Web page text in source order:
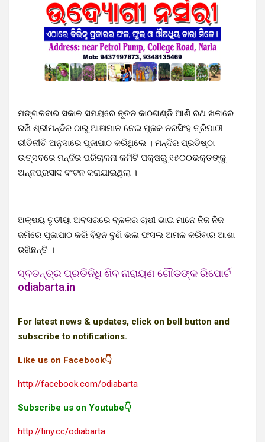
ମଙ୍ଗଳବାର ସକାଳ ସମୟରେ ନୂତନ କାଠଗଣ୍ଡି ଆଣି ରଥ ଖଳାରେ
ରଖି ଶ୍ରୀମନ୍ଦିର ଠାରୁ ଆଞାମାଳ ନେଇ ପୂଜକ ନରସିଂହ ତ୍ରିପାଠୀ
ରୀତିନୀତି ଅନୁସାରେ ପୂଜାପାଠ କରିଥିଲେ । ମନ୍ଦିର ପ୍ରତିଷ୍ଠା
ଉତ୍ସବରେ ମନ୍ଦିର ପରିଚାଳନା କମିଟି ପକ୍ଷରୁ ୧୫୦୦ଭକ୍ତଙ୍କୁ
ଅନ୍ନପ୍ରସାଦ ବଂଟନ କରାଯାଇଥିଲା ।
ଅକ୍ଷୟ ତୃତୀୟା ଅବସରରେ ବ୍ଳକର ଚାଷୀ ଭାଇ ମାନେ ନିଜ ନିଜ
ଜମିରେ ପୂଜାପାଠ କରି ବିହନ ବୁଣି ଭଲ ଫସଲ ଅମଳ କରିବାର ଆଶା
ରଖିଛନ୍ତି ।
ସ୍ବତନ୍ତ୍ର ପ୍ରତିନିଧି ଶିବ ନାରାୟଣ ଗୌଡଙ୍କ ରିପୋର୍ଟ
odiabarta.in
For latest news & updates, click on bell button and
subscribe to notifications.
Like us on Facebook👇
http://facebook.com/odiabarta
Subscribe us on Youtube👇
http://tiny.cc/odiabarta